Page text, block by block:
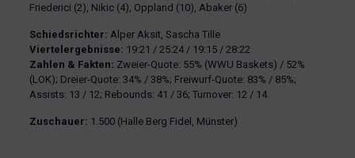
Friederici (2), Nikic (4), Oppland (10), Abaker (6)
Schiedsrichter: Alper Aksit, Sascha Tille
Viertelergebnisse: 19:21 / 25:24 / 19:15 / 28:22
Zahlen & Fakten: Zweier-Quote: 55% (WWU Baskets) / 52%
(LOK); Dreier-Quote: 34% / 38%; Freiwurf-Quote: 83% / 85%;
Assists: 13 / 12; Rebounds: 41 / 36; Turnover: 12 / 14.
Zuschauer: 1.500 (Halle Berg Fidel, Münster)